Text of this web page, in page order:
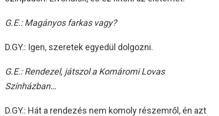
G.E.: Magányos farkas vagy?
D.GY.: Igen, szeretek egyedül dolgozni.
G.E.: Rendezel, játszol a Komáromi Lovas
Színházban…
D.GY.: Hát a rendezés nem komoly részemről, én azt